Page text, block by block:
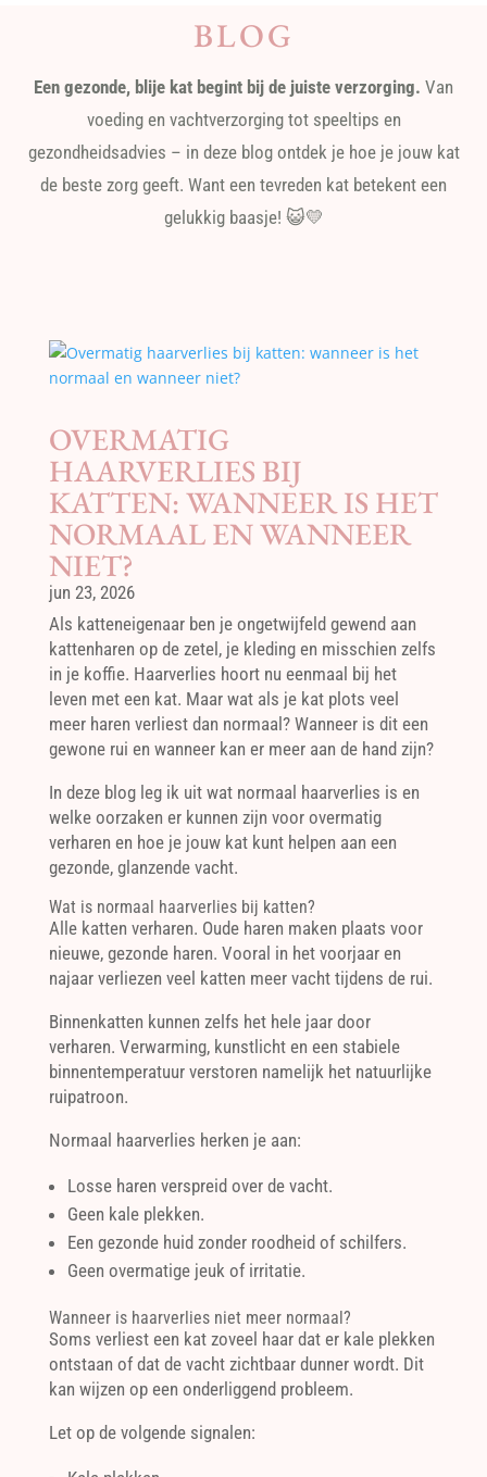
BLOG
Een gezonde, blije kat begint bij de juiste verzorging. Van
voeding en vachtverzorging tot speeltips en
gezondheidsadvies – in deze blog ontdek je hoe je jouw kat
de beste zorg geeft. Want een tevreden kat betekent een
gelukkig baasje! 😺💛
OVERMATIG
HAARVERLIES BIJ
KATTEN: WANNEER IS HET
NORMAAL EN WANNEER
NIET?
jun 23, 2026
Als katteneigenaar ben je ongetwijfeld gewend aan
kattenharen op de zetel, je kleding en misschien zelfs
in je koffie. Haarverlies hoort nu eenmaal bij het
leven met een kat. Maar wat als je kat plots veel
meer haren verliest dan normaal? Wanneer is dit een
gewone rui en wanneer kan er meer aan de hand zijn?
In deze blog leg ik uit wat normaal haarverlies is en
welke oorzaken er kunnen zijn voor overmatig
verharen en hoe je jouw kat kunt helpen aan een
gezonde, glanzende vacht.
Wat is normaal haarverlies bij katten?
Alle katten verharen. Oude haren maken plaats voor
nieuwe, gezonde haren. Vooral in het voorjaar en
najaar verliezen veel katten meer vacht tijdens de rui.
Binnenkatten kunnen zelfs het hele jaar door
verharen. Verwarming, kunstlicht en een stabiele
binnentemperatuur verstoren namelijk het natuurlijke
ruipatroon.
Normaal haarverlies herken je aan:
Losse haren verspreid over de vacht.
Geen kale plekken.
Een gezonde huid zonder roodheid of schilfers.
Geen overmatige jeuk of irritatie.
Wanneer is haarverlies niet meer normaal?
Soms verliest een kat zoveel haar dat er kale plekken
ontstaan of dat de vacht zichtbaar dunner wordt. Dit
kan wijzen op een onderliggend probleem.
Let op de volgende signalen: